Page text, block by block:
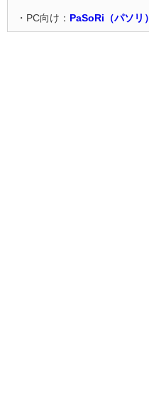
・PC向け： PaSoRi（パソリ）